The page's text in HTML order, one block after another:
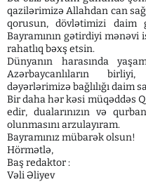
qazilərimizə Allahdan can
qorusun, dövlətimizi
Bayramının gətirdiyi mənəvi
rahatlıq bəxş etsin.
Dünyanın harasında
Azərbaycanlıların
dəyərlərimizə bağlılığı daim
Bir daha hər kəsi müqəddəs
edir, dualarınızın və
olunmasını arzulayıram.
Bayramınız mübarək olsun!
Hörmətlə,
Baş redaktor :
Vəli Əliyev